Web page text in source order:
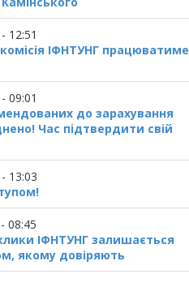
12:51
ІФНТУНГ працюватиме
09:01
до зарахування
Час підтвердити свій
13:03
08:45
ІФНТУНГ залишається
якому довіряють